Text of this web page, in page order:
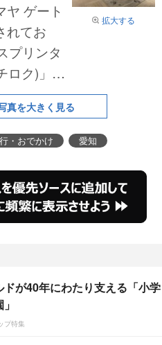
拡大する
ヤ ゲート
れてお
プリンタ
ロク)」が
真を大きく見る
・おでかけ 愛知
ドが40年にわたり支える「小学
プ特集